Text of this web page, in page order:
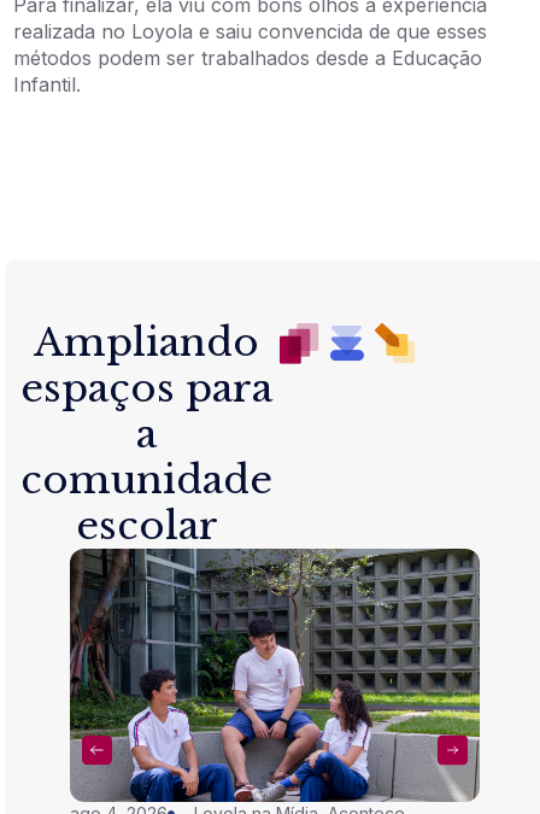
realizada no Loyola e saiu convencida de que esses
métodos podem ser trabalhados desde a Educação
Infantil.
Ampliando
espaços para
a
comunidade
escolar